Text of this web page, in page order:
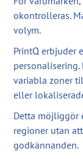
okontrolleras.
volym.
PrintQ erbjuder
variabla zoner
eller
Detta möjliggör
regioner utan
godkännanden.